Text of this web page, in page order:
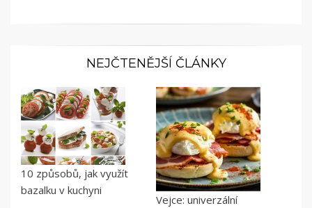
NEJČTENĚJŠÍ ČLÁNKY
10 způsobů, jak využít
bazalku v kuchyni
Vejce: univerzální